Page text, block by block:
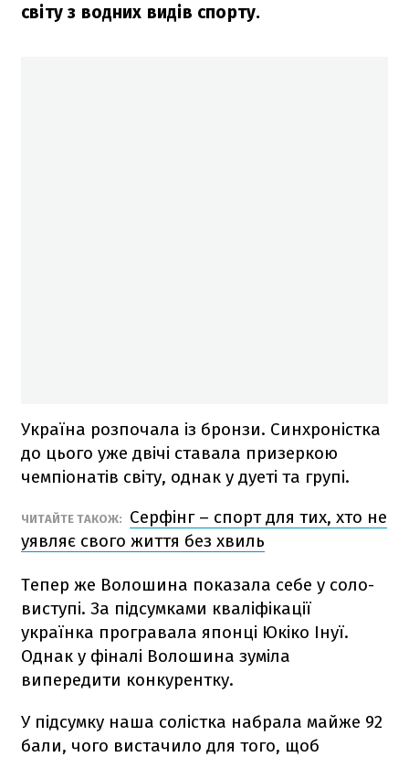
світу з водних видів спорту.
Україна розпочала із бронзи. Синхроністка
до цього уже двічі ставала призеркою
чемпіонатів світу, однак у дуеті та групі.
ЧИТАЙТЕ ТАКОЖ:
Серфінг – спорт для тих, хто не
уявляє свого життя без хвиль
Тепер же Волошина показала себе у соло-
виступі. За підсумками кваліфікації
українка програвала японці Юкіко Інуї.
Однак у фіналі Волошина зуміла
випередити конкурентку.
У підсумку наша солістка набрала майже 92
бали, чого вистачило для того, щоб